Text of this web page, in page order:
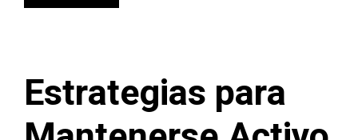
Estrategias para